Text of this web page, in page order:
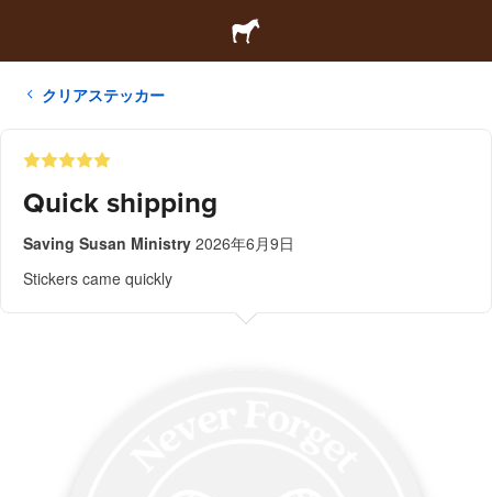
クリアステッカー
Quick shipping
Saving Susan Ministry 2026年6月9日
Stickers came quickly